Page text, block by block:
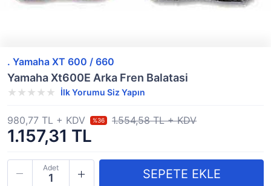
. Yamaha XT 600 / 660
Yamaha Xt600E Arka Fren Balatasi
İlk Yorumu Siz Yapın
1.157,31 TL
980,77 TL + KDV %36 1.554,58 TL + KDV
Adet